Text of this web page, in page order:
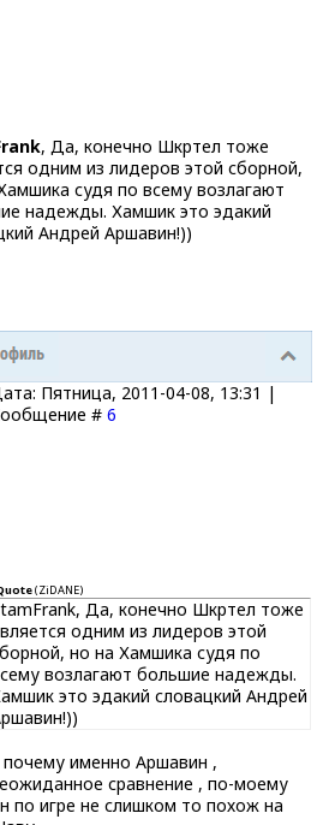
, Да, конечно Шкртел тоже
одним из лидеров этой сборной,
судя по всему возлагают
надежды. Хамшик это эдакий
Андрей Аршавин!))
Пятница, 2011-04-08, 13:31 |
# 6
(ZiDANE)
Да, конечно Шкртел тоже
одним из лидеров этой
но на Хамшика судя по
возлагают большие надежды.
это эдакий словацкий Андрей
почему именно Аршавин ,
сравнение , по-моему
по игре не слишком то похож на